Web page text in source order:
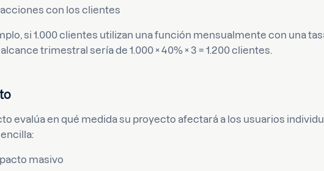
con los clientes
si 1.000 clientes utilizan una función mensualmente con una
trimestral sería de 1.000 × 40% × 3 = 1.200 clientes.
evalúa en qué medida su proyecto afectará a los usuarios
masivo